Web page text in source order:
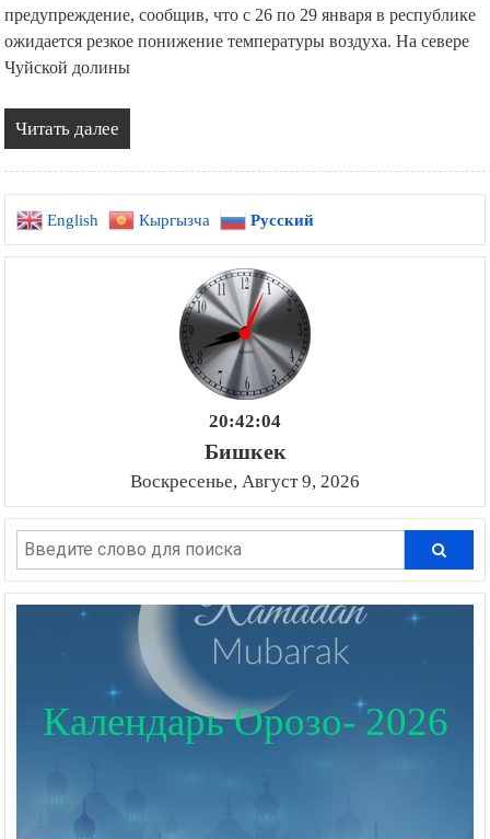
предупреждение, сообщив, что с 26 по 29 января в республике
ожидается резкое понижение температуры воздуха. На севере
Чуйской долины
Читать далее
English Кыргызча Русский
20:42:05
Бишкек
Воскресенье, Август 9, 2026
Календарь Орозо- 2026